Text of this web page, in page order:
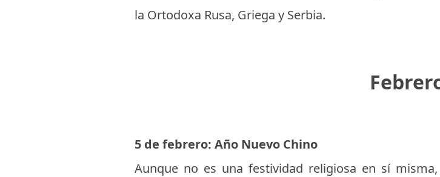
la Ortodoxa Rusa, Griega y Serbia.
5 de febrero: Año Nuevo Chino
Aunque no es una festividad religiosa en sí